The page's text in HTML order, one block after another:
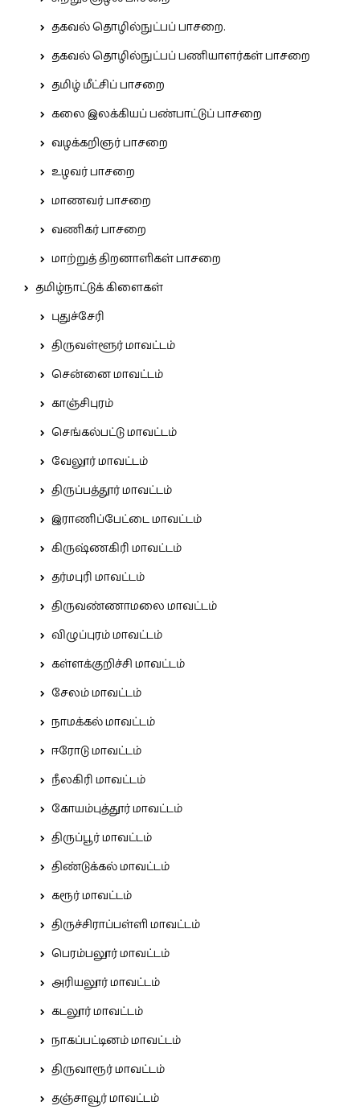
தகவல் தொழில்நுட்பப் பாசறை.
தகவல் தொழில்நுட்பப் பணியாளர்கள் பாசறை
தமிழ் மீட்சிப் பாசறை
கலை இலக்கியப் பண்பாட்டுப் பாசறை
வழக்கறிஞர் பாசறை
உழவர் பாசறை
மாணவர் பாசறை
வணிகர் பாசறை
மாற்றுத் திறனாளிகள் பாசறை
தமிழ்நாட்டுக் கிளைகள்
புதுச்சேரி
திருவள்ளூர் மாவட்டம்
சென்னை மாவட்டம்
காஞ்சிபுரம்
செங்கல்பட்டு மாவட்டம்
வேலூர் மாவட்டம்
திருப்பத்தூர் மாவட்டம்
இராணிப்பேட்டை மாவட்டம்
கிருஷ்ணகிரி மாவட்டம்
தர்மபுரி மாவட்டம்
திருவண்ணாமலை மாவட்டம்
விழுப்புரம் மாவட்டம்
கள்ளக்குறிச்சி மாவட்டம்
சேலம் மாவட்டம்
நாமக்கல் மாவட்டம்
ஈரோடு மாவட்டம்
நீலகிரி மாவட்டம்
கோயம்புத்தூர் மாவட்டம்
திருப்பூர் மாவட்டம்
திண்டுக்கல் மாவட்டம்
கரூர் மாவட்டம்
திருச்சிராப்பள்ளி மாவட்டம்
பெரம்பலூர் மாவட்டம்
அரியலூர் மாவட்டம்
கடலூர் மாவட்டம்
நாகப்பட்டினம் மாவட்டம்
திருவாரூர் மாவட்டம்
தஞ்சாவூர் மாவட்டம்